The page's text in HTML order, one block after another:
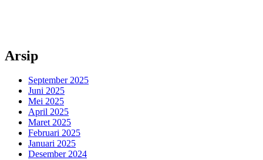
Arsip
September 2025
Juni 2025
Mei 2025
April 2025
Maret 2025
Februari 2025
Januari 2025
Desember 2024